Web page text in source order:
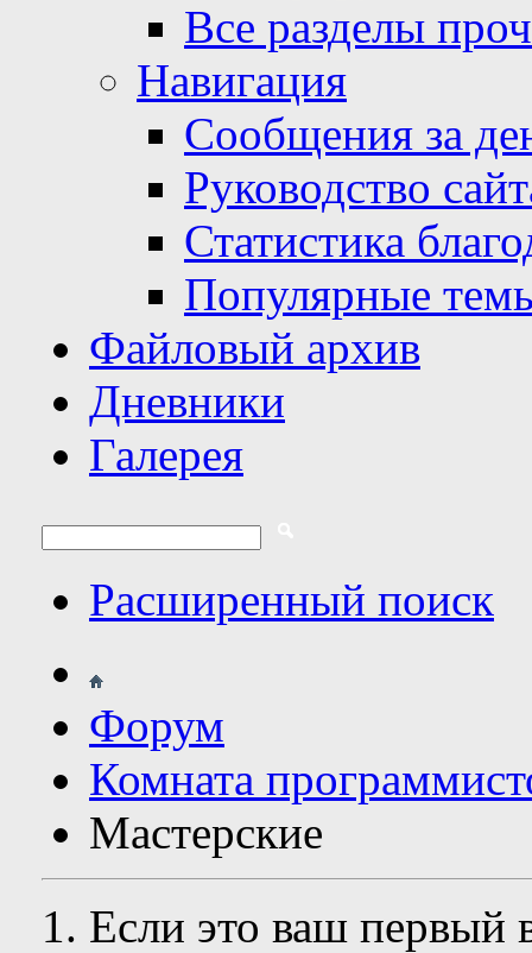
Все разделы
Навигация
Сообщения за
Руководство
Статистика
Популярные
Файловый архив
Дневники
Галерея
Расширенный поиск
Форум
Комната
Мастерские
Если это ваш первый